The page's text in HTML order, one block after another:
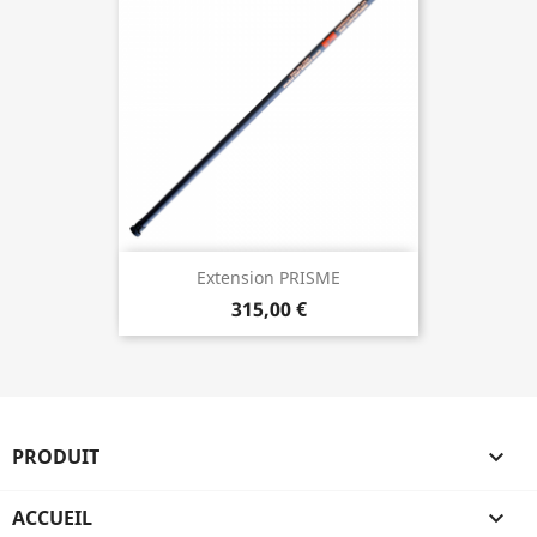
Extension PRISME
315,00 €
PRODUIT 
ACCUEIL 